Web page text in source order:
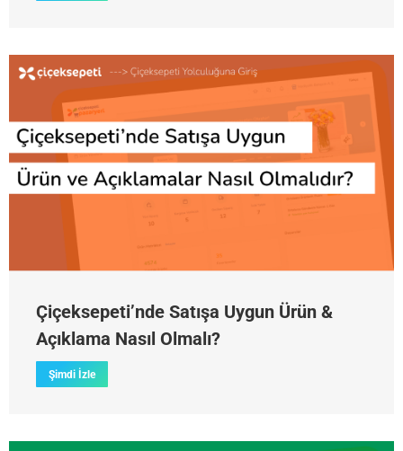
Çiçeksepeti’nde Satışa Uygun Ürün &
Açıklama Nasıl Olmalı?
Şimdi İzle